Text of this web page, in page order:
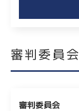
審判委員会
審判委員会